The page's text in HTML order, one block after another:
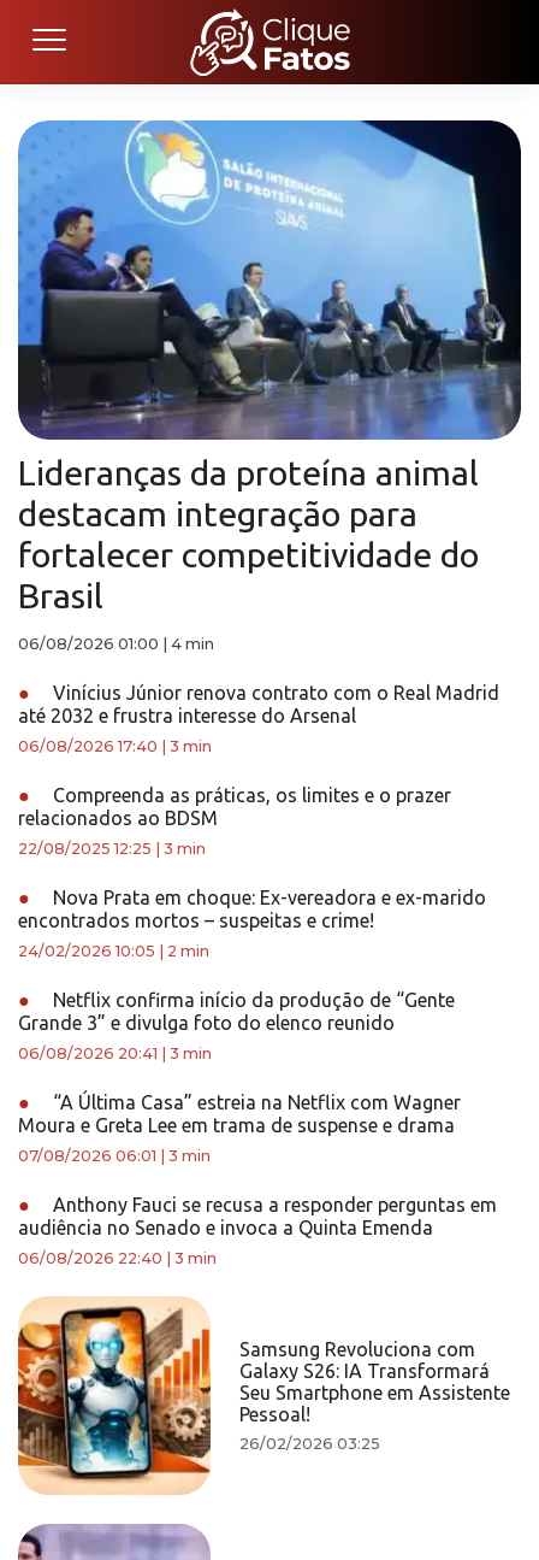
Lideranças da proteína animal
destacam integração para
fortalecer competitividade do
Brasil
06/08/2026 01:00 4 min
●
Vinícius Júnior renova contrato com o Real Madrid
até 2032 e frustra interesse do Arsenal
06/08/2026 17:40 3 min
●
Compreenda as práticas, os limites e o prazer
relacionados ao BDSM
22/08/2025 12:25 3 min
●
Nova Prata em choque: Ex-vereadora e ex-marido
encontrados mortos – suspeitas e crime!
24/02/2026 10:05 2 min
●
Netflix confirma início da produção de “Gente
Grande 3” e divulga foto do elenco reunido
06/08/2026 20:41 3 min
●
“A Última Casa” estreia na Netflix com Wagner
Moura e Greta Lee em trama de suspense e drama
07/08/2026 06:01 3 min
●
Anthony Fauci se recusa a responder perguntas em
audiência no Senado e invoca a Quinta Emenda
06/08/2026 22:40 3 min
Samsung Revoluciona com
Galaxy S26: IA Transformará
Seu Smartphone em Assistente
Pessoal!
26/02/2026 03:25